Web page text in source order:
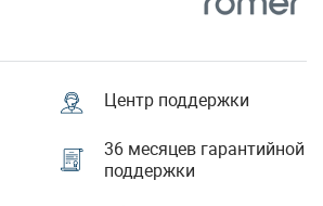
Центр поддержки
36 месяцев гарантийной
поддержки